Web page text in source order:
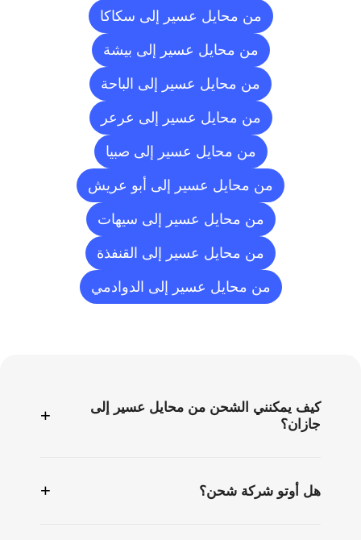
من محايل عسير إلى سكاكا
من محايل عسير إلى بيشة
من محايل عسير إلى الباحة
من محايل عسير إلى عرعر
من محايل عسير إلى صبيا
من محايل عسير إلى أبو عريش
من محايل عسير إلى سيهات
من محايل عسير إلى القنفذة
من محايل عسير إلى الدوادمي
كيف يمكنني الشحن من محايل عسير إلى
جازان؟
+
هل أوتو شركة شحن؟ +